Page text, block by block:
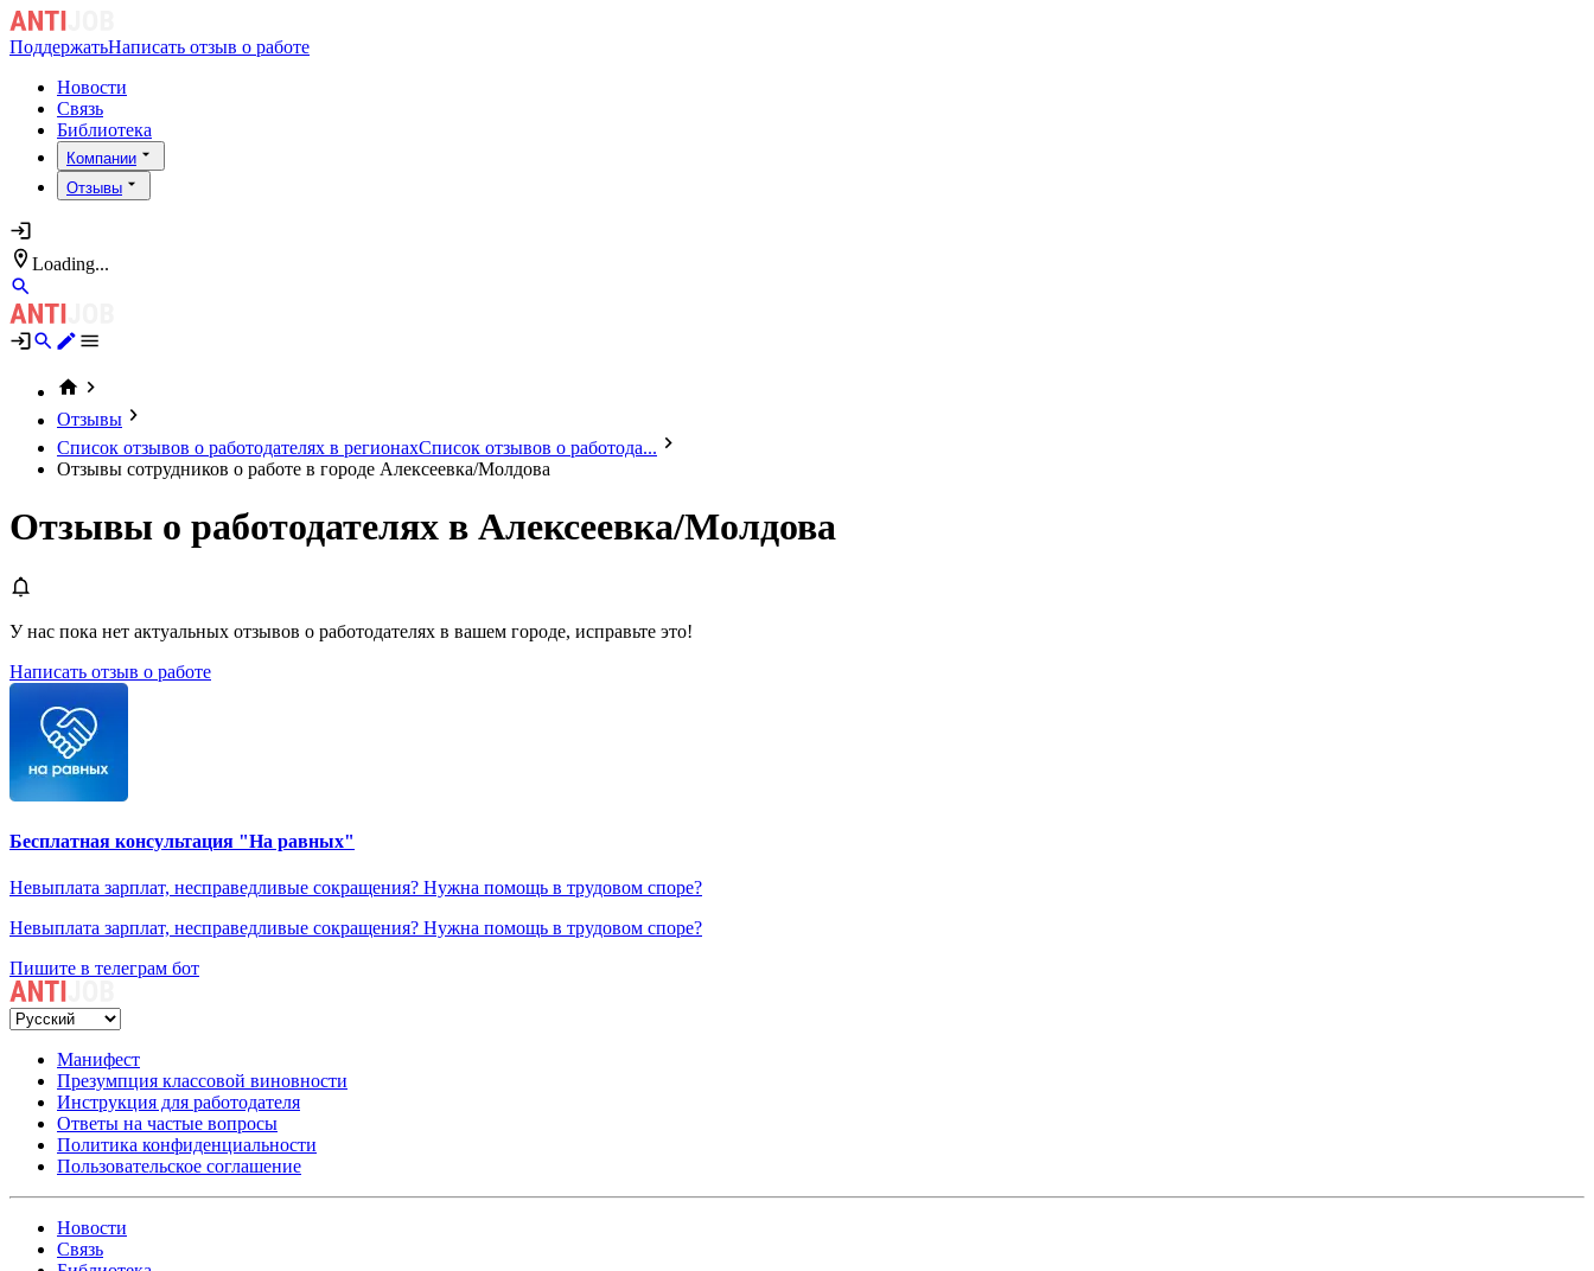
ПоддержатьНаписать отзыв о работе
Новости
Связь
Библиотека
Компании
Отзывы
Loading...
Отзывы
Список отзывов о работодателях в регионахСписок отзывов о работода...
Отзывы сотрудников о работе в городе Алексеевка/Молдова
Отзывы о работодателях в Алексеевка/Молдова
У нас пока нет актуальных отзывов о работодателях в вашем городе, исправьте это!
Написать отзыв о работе
Бесплатная консультация "На равных"
Невыплата зарплат, несправедливые сокращения? Нужна помощь в трудовом споре?
Невыплата зарплат, несправедливые сокращения? Нужна помощь в трудовом споре?
Пишите в телеграм бот
Манифест
Презумпция классовой виновности
Инструкция для работодателя
Ответы на частые вопросы
Политика конфиденциальности
Пользовательское соглашение
Новости
Связь